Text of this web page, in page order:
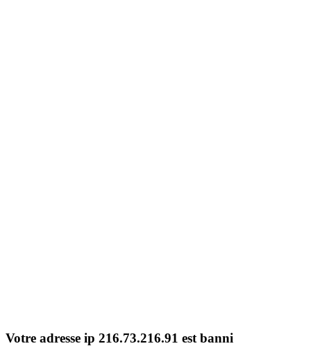
Votre adresse ip 216.73.216.91 est banni